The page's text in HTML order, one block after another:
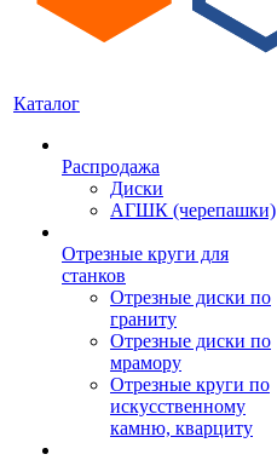
Каталог
Распродажа
Диски
АГШК (черепашки)
Отрезные круги для
станков
Отрезные диски по
граниту
Отрезные диски по
мрамору
Отрезные круги по
искусственному
камню, кварциту